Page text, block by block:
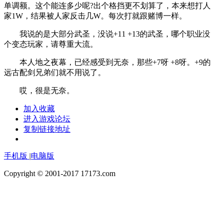
单调额。这个能连多少呢?出个格挡更不划算了，本来想打人
家1W，结果被人家反击几W。每次打就跟赌博一样。
我说的是大部分武圣，没说+11 +13的武圣，哪个职业没
个变态玩家，请尊重大流。
本人地之夜幕，已经感受到无奈，那些+7呀 +8呀。+9的
远古配剑兄弟们就不用说了。
哎，很是无奈。
加入收藏
进入游戏论坛
复制链接地址
手机版 |电脑版
Copyright © 2001-2017 17173.com